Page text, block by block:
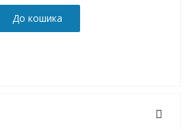
До кошика